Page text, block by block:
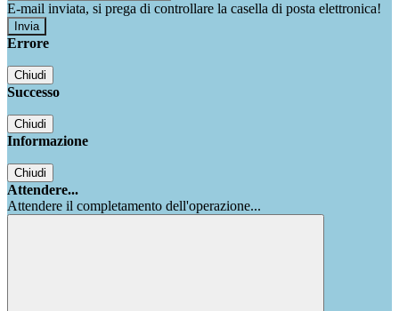
E-mail inviata, si prega di controllare la casella di posta elettronica!
Errore
Chiudi
Successo
Chiudi
Informazione
Chiudi
Attendere...
Attendere il completamento dell'operazione...